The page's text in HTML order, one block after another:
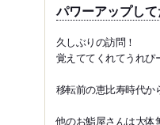
パワーアップして
久しぶりの訪問！
覚えててくれてうれぴ
移転前の恵比寿時代か
他のお鮨屋さんは大体